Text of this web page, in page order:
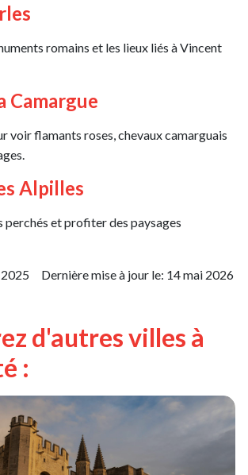
romains et les lieux liés à Vincent
Camargue
voir flamants roses, chevaux camarguais
Alpilles
perchés et profiter des paysages
Dernière mise à jour le: 14 mai 2026
d'autres villes à
: